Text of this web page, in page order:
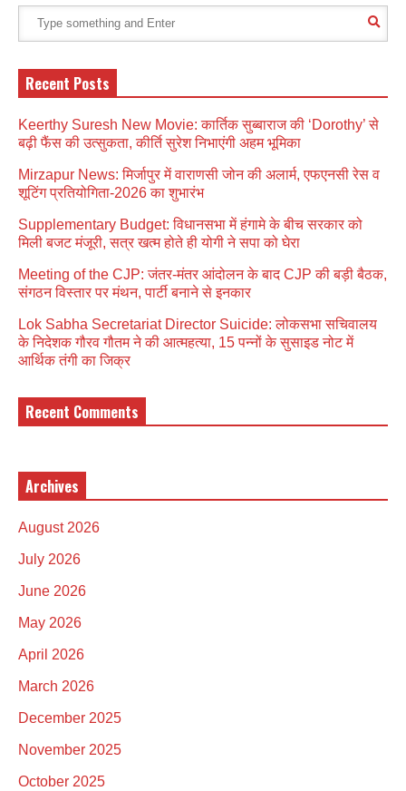
Recent Posts
Keerthy Suresh New Movie: कार्तिक सुब्बाराज की ‘Dorothy’ से
बढ़ी फैंस की उत्सुकता, कीर्ति सुरेश निभाएंगी अहम भूमिका
Mirzapur News: मिर्जापुर में वाराणसी जोन की अलार्म, एफएनसी रेस व
शूटिंग प्रतियोगिता-2026 का शुभारंभ
Supplementary Budget: विधानसभा में हंगामे के बीच सरकार को
मिली बजट मंजूरी, सत्र खत्म होते ही योगी ने सपा को घेरा
Meeting of the CJP: जंतर-मंतर आंदोलन के बाद CJP की बड़ी बैठक,
संगठन विस्तार पर मंथन, पार्टी बनाने से इनकार
Lok Sabha Secretariat Director Suicide: लोकसभा सचिवालय
के निदेशक गौरव गौतम ने की आत्महत्या, 15 पन्नों के सुसाइड नोट में
आर्थिक तंगी का जिक्र
Recent Comments
Archives
August 2026
July 2026
June 2026
May 2026
April 2026
March 2026
December 2025
November 2025
October 2025